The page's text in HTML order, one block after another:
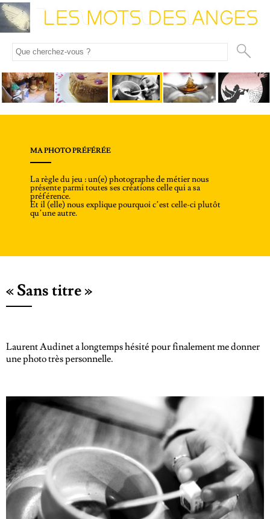
MA PHOTO PRÉFÉRÉE
La règle du jeu : un(e) photographe de métier nous
présente parmi toutes ses créations celle qui a sa
préférence.
Et il (elle) nous explique pourquoi c’est celle-ci plutôt
qu’une autre.
« Sans titre »
Laurent Audinet a longtemps hésité pour finalement me donner
une photo très personnelle.